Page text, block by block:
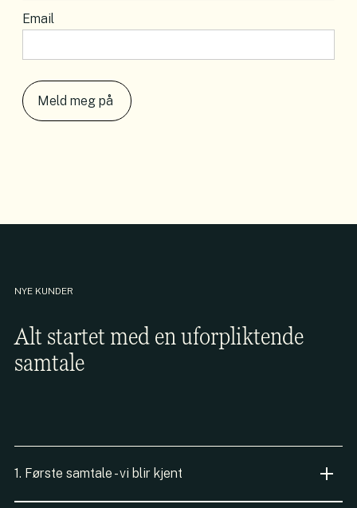
Email
NYE KUNDER
Alt startet med en uforpliktende
samtale
1. Første samtale - vi blir kjent